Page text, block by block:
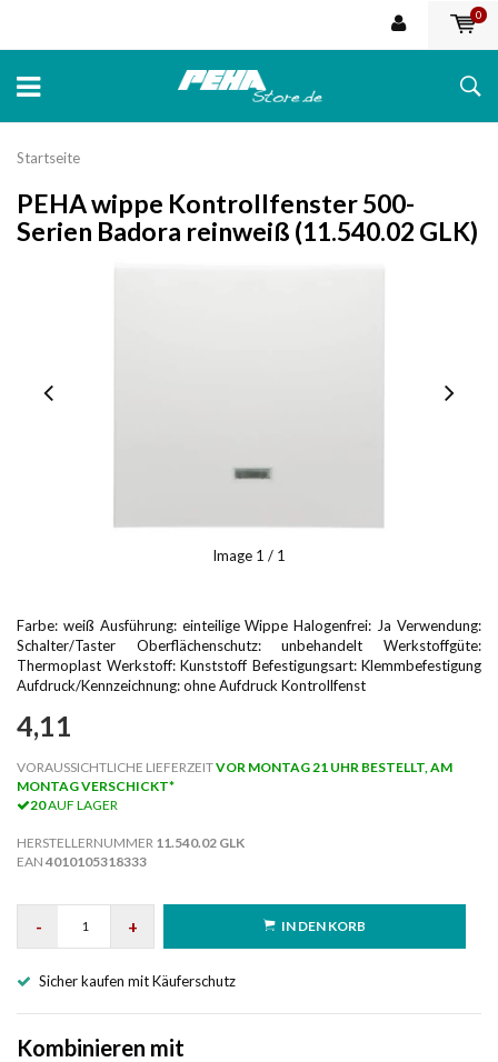
0
Startseite
PEHA wippe Kontrollfenster 500-
Serien Badora reinweiß (11.540.02 GLK)
Image 1 / 1
Farbe: weiß Ausführung: einteilige Wippe Halogenfrei: Ja Verwendung:
Schalter/Taster Oberflächenschutz: unbehandelt Werkstoffgüte:
Thermoplast Werkstoff: Kunststoff Befestigungsart: Klemmbefestigung
Aufdruck/Kennzeichnung: ohne Aufdruck Kontrollfenst
4,11
VORAUSSICHTLICHE LIEFERZEITVOR MONTAG 21 UHR BESTELLT, AM
MONTAG VERSCHICKT*
20AUF LAGER
HERSTELLERNUMMER 11.540.02 GLK
EAN 4010105318333
- + IN DEN KORB
Sicher kaufen mit Käuferschutz
Kombinieren mit